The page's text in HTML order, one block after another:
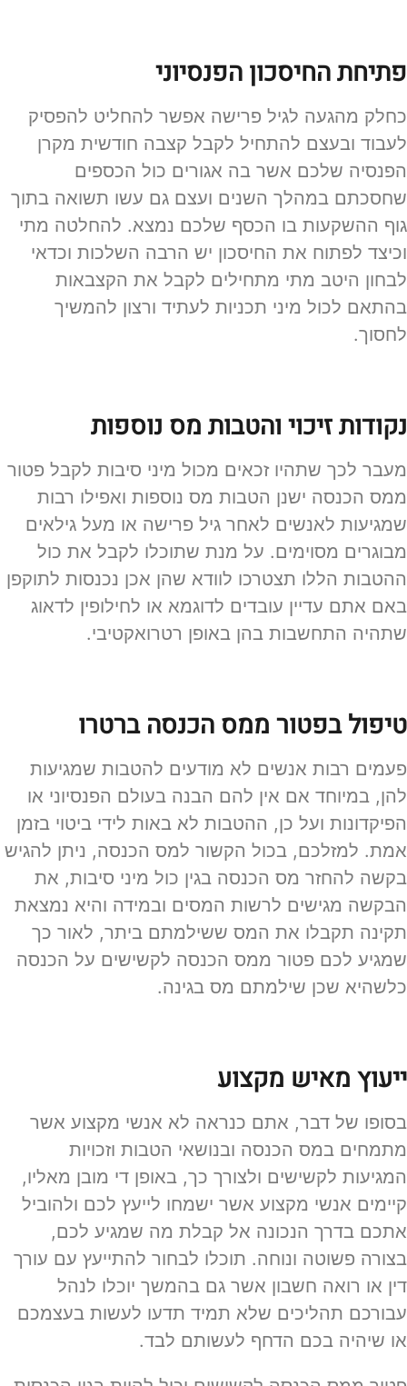
פתיחת החיסכון הפנסיוני
כחלק מהגעה לגיל פרישה אפשר להחליט להפסיק
לעבוד ובעצם להתחיל לקבל קצבה חודשית מקרן
הפנסיה שלכם אשר בה אגורים כול הכספים
שחסכתם במהלך השנים ועצם גם עשו תשואה בתוך
גוף ההשקעות בו הכסף שלכם נמצא. להחלטה מתי
וכיצד לפתוח את החיסכון יש הרבה השלכות וכדאי
לבחון היטב מתי מתחילים לקבל את הקצבאות
בהתאם לכול מיני תכניות לעתיד ורצון להמשיך
לחסוך.
נקודות זיכוי והטבות מס נוספות
מעבר לכך שתהיו זכאים מכול מיני סיבות לקבל פטור
ממס הכנסה ישנן הטבות מס נוספות ואפילו רבות
שמגיעות לאנשים לאחר גיל פרישה או מעל גילאים
מבוגרים מסוימים. על מנת שתוכלו לקבל את כול
ההטבות הללו תצטרכו לוודא שהן אכן נכנסות לתוקפן
באם אתם עדיין עובדים לדוגמא או לחילופין לדאוג
שתהיה התחשבות בהן באופן רטרואקטיבי.
טיפול בפטור ממס הכנסה ברטרו
פעמים רבות אנשים לא מודעים להטבות שמגיעות
להן, במיוחד אם אין להם הבנה בעולם הפנסיוני או
הפיקדונות ועל כן, ההטבות לא באות לידי ביטוי בזמן
אמת. למזלכם, בכול הקשור למס הכנסה, ניתן להגיש
בקשה להחזר מס הכנסה בגין כול מיני סיבות, את
הבקשה מגישים לרשות המסים ובמידה והיא נמצאת
תקינה תקבלו את המס ששילמתם ביתר, לאור כך
שמגיע לכם פטור ממס הכנסה לקשישים על הכנסה
כלשהיא שכן שילמתם מס בגינה.
ייעוץ מאיש מקצוע
בסופו של דבר, אתם כנראה לא אנשי מקצוע אשר
מתמחים במס הכנסה ובנושאי הטבות וזכויות
המגיעות לקשישים ולצורך כך, באופן די מובן מאליו,
קיימים אנשי מקצוע אשר ישמחו לייעץ לכם ולהוביל
אתכם בדרך הנכונה אל קבלת מה שמגיע לכם,
בצורה פשוטה ונוחה. תוכלו לבחור להתייעץ עם עורך
דין או רואה חשבון אשר גם בהמשך יוכלו לנהל
עבורכם תהליכים שלא תמיד תדעו לעשות בעצמכם
או שיהיה בכם הדחף לעשותם לבד.